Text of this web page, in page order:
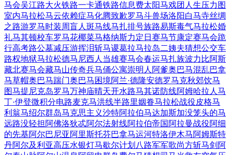
马会吴江路大火铁路一卡通铁路信息费太阳马戏团 人生压力图
室内马拉松马云依赖症马化腾致歉罗马斗兽场洛阳白马寺丝绸
之路游罗马时装周盲人斑马线马扎排号族路易斯毒气马拉松婚
礼马其顿校车罗马花椰菜马格纳斯力定日赛马节康定赛马会跪
行高考路公墓减压游挥泪斩马谡葛拉马拉岛二姨夫猜想公交车
路权地狱马拉松德马尼西人 当雄赛马会春运马扎族波力比阿斯
藏北赛马会藏马山传奇兵马俑公寓崇明人阿爹奥巴马混乱巴拿
马草帽奥巴马踹门奥巴马困境阿兰·德隆安德罗马克秋郊饮马
图马提尼克岛罗马万神庙晴天开水路马其诺防线阿姆哈拉人 马
丁·伊登微积分电路麦克马洪线半路里姻眷马拉松战役皮格马
利翁马绍尔群岛马克思主义沙特阿拉伯马达加斯加没笼头的马
远路没轻担 阿佛洛狄忒阿尔法射线阿拉伯帝国 阿拉曼战役阿细
的先基阿尔巴尼亚 阿里斯托芬巴拿马运河特洛伊木马 阿姆斯特
丹阿尔及利亚高压水银灯马歇尔计划 八路军军歌尚方斩马剑 阿